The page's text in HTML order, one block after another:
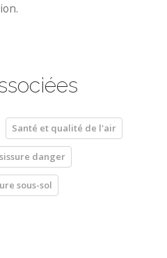
Santé et qualité de l'air
danger
sous-sol